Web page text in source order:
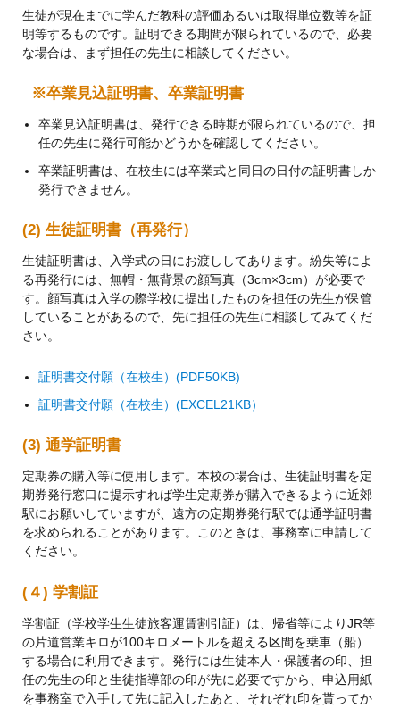
生徒が現在までに学んだ教科の評価あるいは取得単位数等を証
明等するものです。証明できる期間が限られているので、必要
な場合は、まず担任の先生に相談してください。
※卒業見込証明書、卒業証明書
卒業見込証明書は、発行できる時期が限られているので、担
任の先生に発行可能かどうかを確認してください。
卒業証明書は、在校生には卒業式と同日の日付の証明書しか
発行できません。
(2) 生徒証明書（再発行）
生徒証明書は、入学式の日にお渡ししてあります。紛失等によ
る再発行には、無帽・無背景の顔写真（3cm×3cm）が必要で
す。顔写真は入学の際学校に提出したものを担任の先生が保管
していることがあるので、先に担任の先生に相談してみてくだ
さい。
証明書交付願（在校生）(PDF50KB)
証明書交付願（在校生）(EXCEL21KB）
(3) 通学証明書
定期券の購入等に使用します。本校の場合は、生徒証明書を定
期券発行窓口に提示すれば学生定期券が購入できるように近郊
駅にお願いしていますが、遠方の定期券発行駅では通学証明書
を求められることがあります。このときは、事務室に申請して
ください。
(４) 学割証
学割証（学校学生生徒旅客運賃割引証）は、帰省等によりJR等
の片道営業キロが100キロメートルを超える区間を乗車（船）
する場合に利用できます。発行には生徒本人・保護者の印、担
任の先生の印と生徒指導部の印が先に必要ですから、申込用紙
を事務室で入手して先に記入したあと、それぞれ印を貰ってか